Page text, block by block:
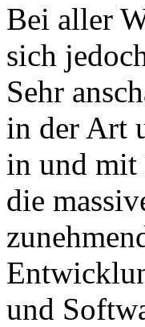
Bei aller
sich
Sehr
in der Art
in und mit
die
und